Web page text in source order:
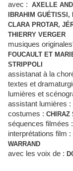
avec : AXELLE
IBRAHIM
CLARA PROTAR,
THIERRY VERGER
musiques
FOUCAULT ET
STRIPPOLI
assistanat à la
textes et
lumières et
assistant lumières :
costumes : CHIRAZ
séquences filmées :
interprétations film :
WARRAND
avec les voix de :